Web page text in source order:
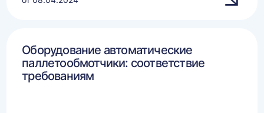
Оборудование автоматические
паллетообмотчики: соответствие
требованиям